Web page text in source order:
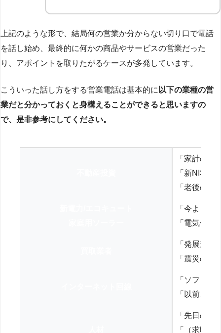
上記のような形で、結局何の営業か分からない切り口で電話
を話し始め、最終的に何かの商品やサービスの営業だった
り、アポイントを取りたがるケースが多発しています。
こういった話し方をする営業電話は基本的に 以下の業種の営
業だと分かっておくと身構えることができると思いますの
で、是非参考にしてください。
「家計の見
「新NISA
「老後の
「今より
「電気代を
「発展途
「震災の
「ソフト
「以前、
「先日の
「（求職